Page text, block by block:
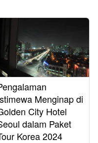
Menginap di
City Hotel
dalam Paket
Korea 2024